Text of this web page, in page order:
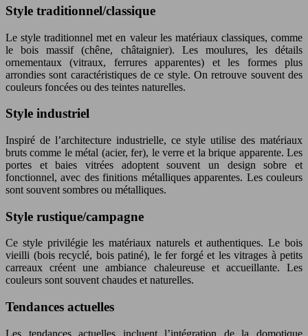
Style traditionnel/classique
Le style traditionnel met en valeur les matériaux classiques, comme
le bois massif (chêne, châtaignier). Les moulures, les détails
ornementaux (vitraux, ferrures apparentes) et les formes plus
arrondies sont caractéristiques de ce style. On retrouve souvent des
couleurs foncées ou des teintes naturelles.
Style industriel
Inspiré de l’architecture industrielle, ce style utilise des matériaux
bruts comme le métal (acier, fer), le verre et la brique apparente. Les
portes et baies vitrées adoptent souvent un design sobre et
fonctionnel, avec des finitions métalliques apparentes. Les couleurs
sont souvent sombres ou métalliques.
Style rustique/campagne
Ce style privilégie les matériaux naturels et authentiques. Le bois
vieilli (bois recyclé, bois patiné), le fer forgé et les vitrages à petits
carreaux créent une ambiance chaleureuse et accueillante. Les
couleurs sont souvent chaudes et naturelles.
Tendances actuelles
Les tendances actuelles incluent l’intégration de la domotique